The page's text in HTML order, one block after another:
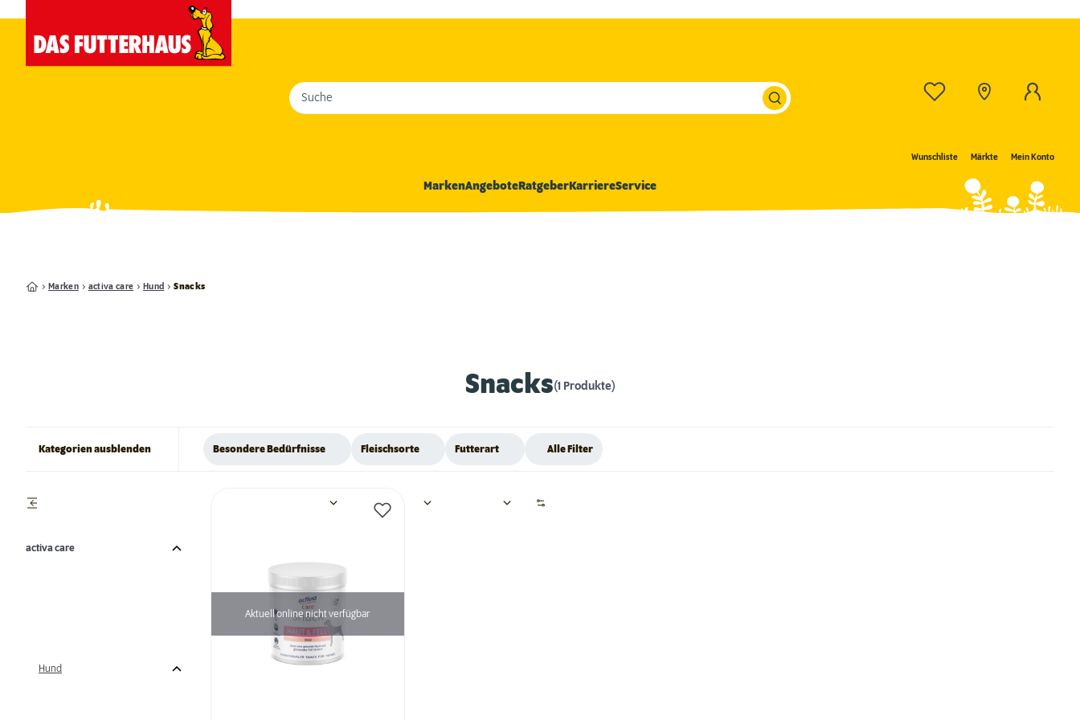
Wunschliste Märkte Mein Konto
Suche
MarkenAngeboteRatgeberKarriereService
Marken activa care Hund Snacks
Snacks(1 Produkte)
Kategorien ausblenden Besondere Bedürfnisse Fleischsorte Futterart Alle Filter
activa care
Hund
Aktuell online nicht verfügbar